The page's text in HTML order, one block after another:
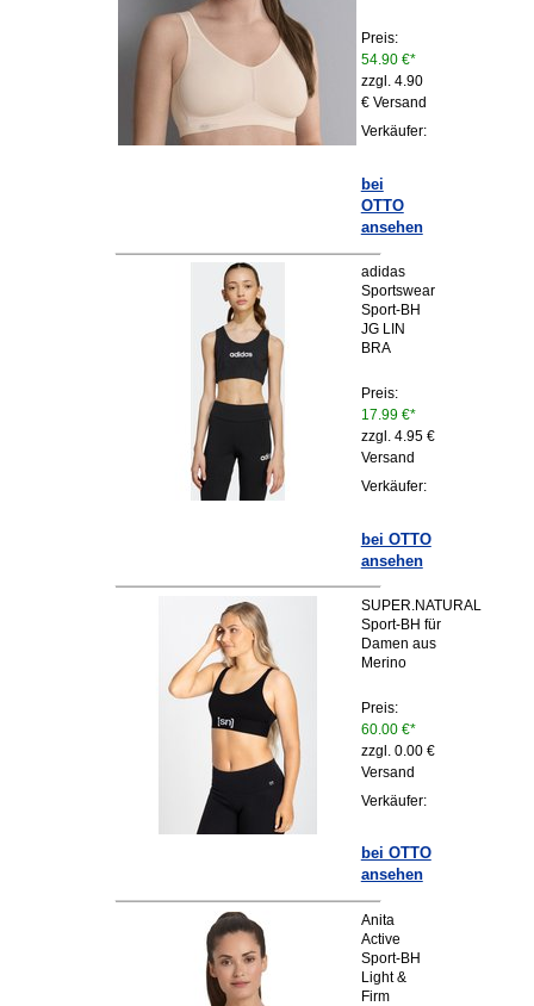
Preis:
54.90 €*
zzgl. 4.90
€ Versand
Verkäufer:
bei
OTTO
ansehen
adidas
Sportswear
Sport-BH
JG LIN
BRA
Preis:
17.99 €*
zzgl. 4.95 €
Versand
Verkäufer:
bei OTTO
ansehen
SUPER.NATURAL
Sport-BH für
Damen aus
Merino
Preis:
60.00 €*
zzgl. 0.00 €
Versand
Verkäufer:
bei OTTO
ansehen
Anita
Active
Sport-BH
Light &
Firm